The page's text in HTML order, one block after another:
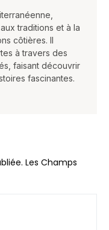
traditions et à la
côtières. Il
à travers des
faisant découvrir
fascinantes.
Les Champs